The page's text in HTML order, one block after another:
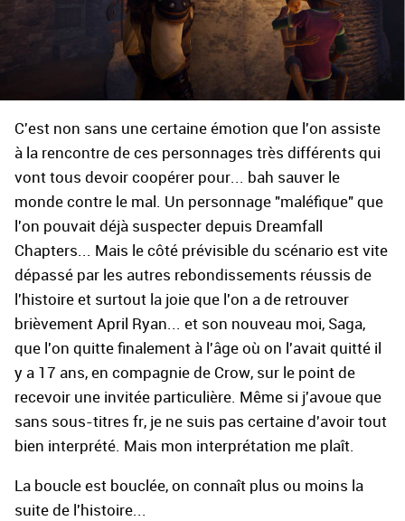
C'est non sans une certaine émotion que l'on assiste
à la rencontre de ces personnages très différents qui
vont tous devoir coopérer pour... bah sauver le
monde contre le mal. Un personnage "maléfique" que
l'on pouvait déjà suspecter depuis Dreamfall
Chapters... Mais le côté prévisible du scénario est vite
dépassé par les autres rebondissements réussis de
l'histoire et surtout la joie que l'on a de retrouver
brièvement April Ryan... et son nouveau moi, Saga,
que l'on quitte finalement à l'âge où on l'avait quitté il
y a 17 ans, en compagnie de Crow, sur le point de
recevoir une invitée particulière. Même si j'avoue que
sans sous-titres fr, je ne suis pas certaine d'avoir tout
bien interprété. Mais mon interprétation me plaît.
La boucle est bouclée, on connaît plus ou moins la
suite de l'histoire...